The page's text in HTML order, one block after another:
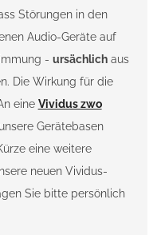
Störungen in den
Audio-Geräte auf
- ursächlichaus
Die Wirkung für die
eine Vividus zwo
Gerätebasen
eine weitere
neuen Vividus-
Sie bitte persönlich